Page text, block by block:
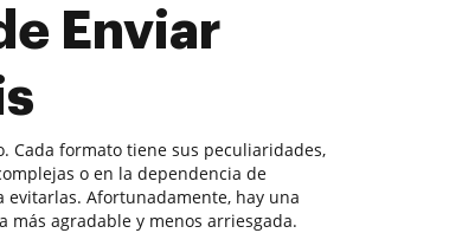
Enviar
Cada formato tiene sus peculiaridades,
o en la dependencia de
evitarlas. Afortunadamente, hay una
más agradable y menos arriesgada.